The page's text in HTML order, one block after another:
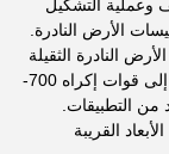
وعملية التشكيل
الأرض النادرة.
النادرة الثقيلة
، يمكن أن تصل مغناطيسات فيرريت السترونسيوم إلى قوات إكراه 700-
القريبة